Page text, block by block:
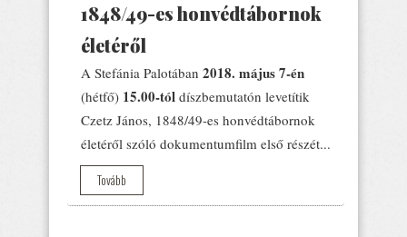
1848/49-es honvédtábornok
életéről
A Stefánia Palotában 2018. május 7-én
(hétfő) 15.00-tól díszbemutatón levetítik
Czetz János, 1848/49-es honvédtábornok
életéről szóló dokumentumfilm első részét...
Tovább